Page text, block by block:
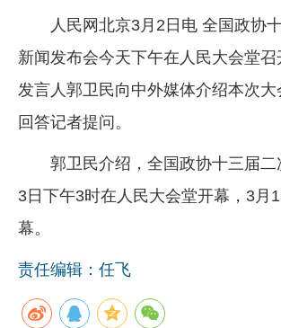
镁钛
地矿 建设
党建工作
企业文化
《资源再生》杂志
行情报价
数字报
人民网北京3月2日电 全国政协
新闻发布会今天下午在人民大会堂
发言人郭卫民向中外媒体介绍本次
回答记者提问。
郭卫民介绍，全国政协十三届二
3日下午3时在人民大会堂开幕，3月
幕。
责任编辑：任飞